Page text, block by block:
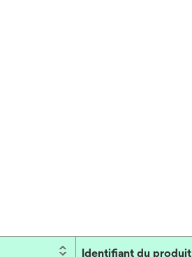
Identifiant du produit